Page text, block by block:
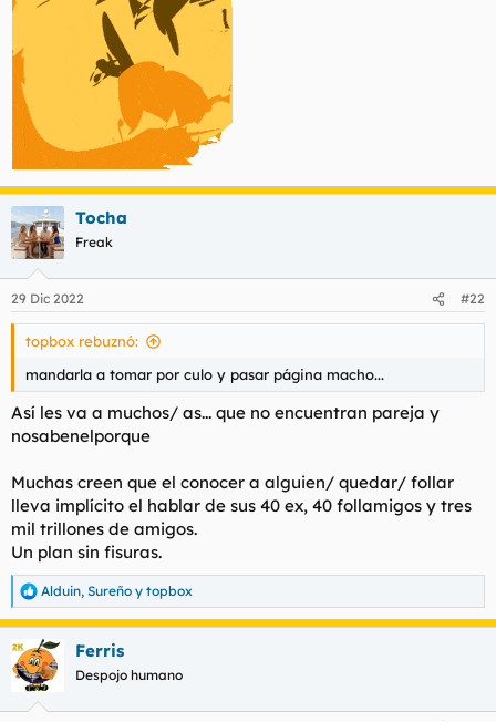
Tocha
Freak
29 Dic 2022 #22
topbox rebuznó:
mandarla a tomar por culo y pasar página macho...
Así les va a muchos/ as... que no encuentran pareja y
nosabenelporque
Muchas creen que el conocer a alguien/ quedar/ follar
lleva implícito el hablar de sus 40 ex, 40 follamigos y tres
mil trillones de amigos.
Un plan sin fisuras.
R
e
a
c
c
Alduin, Sureño y topbox
Ferris
Despojo humano